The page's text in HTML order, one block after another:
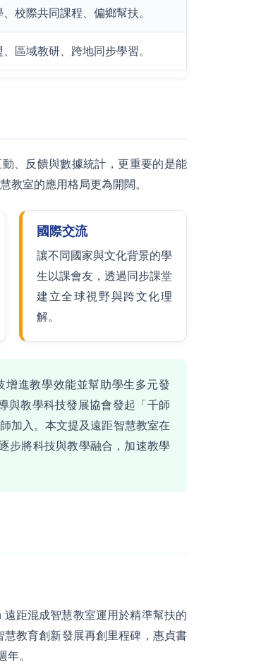
校際共同課程、偏鄉幫扶。
區域教研、跨地同步學習。
、反饋與數據統計，更重要的是能
教室的應用格局更為開闊。
國際交流
讓不同國家與文化背景的學
生以課會友，透過同步課堂
建立全球視野與跨文化理
解。
增進教學效能並幫助學生多元發
與教學科技發展協會發起「千師
加入。本文提及遠距智慧教室在
步將科技與教學融合，加速教學
距混成智慧教室運用於精準幫扶的
教育創新發展再創里程碑，惠貞書
。